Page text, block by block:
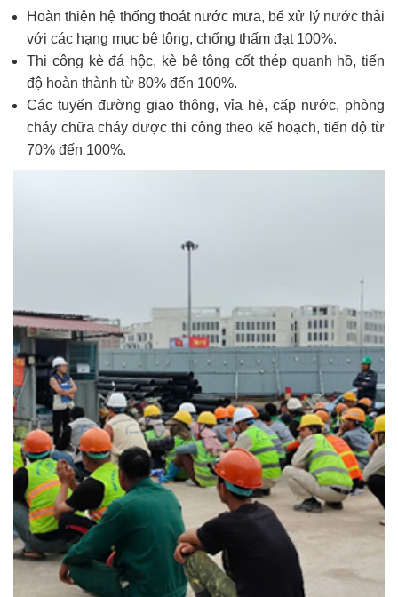
Hoàn thiện hệ thống thoát nước mưa, bể xử lý nước thải
với các hạng mục bê tông, chống thấm đạt 100%.
Thi công kè đá hộc, kè bê tông cốt thép quanh hồ, tiến
độ hoàn thành từ 80% đến 100%.
Các tuyến đường giao thông, vỉa hè, cấp nước, phòng
cháy chữa cháy được thi công theo kế hoạch, tiến độ từ
70% đến 100%.